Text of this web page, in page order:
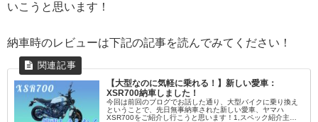
いこうと思います！
納車時のレビューは下記の記事を読んでみてください！
【大型なのに気軽に乗れる！】新しい愛車：
XSR700納車しました！
今回は前回のブログでお話した通り、大型バイクに乗り換え
ということで、先日無事納車された新しい愛車、ヤマハ
XSR700をご紹介し行こうと思います！1,スペック紹介主な